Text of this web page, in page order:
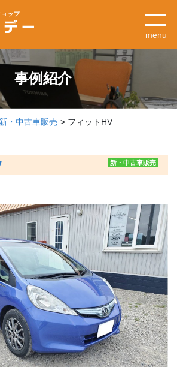
menu
事例紹介
新・中古車販売 フィットHV
新・中古車販売